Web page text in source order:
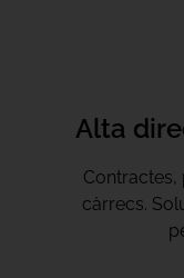
Alta
Contractes,
càrrecs.